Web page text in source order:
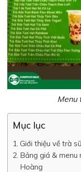
Menu
Mục lục
Giới thiệu về trà
Bảng giá &
Hoàng